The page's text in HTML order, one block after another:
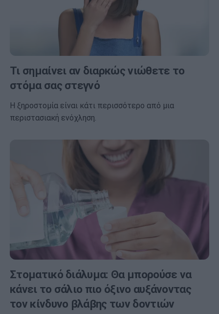
Τι σημαίνει αν διαρκώς νιώθετε το
στόμα σας στεγνό
Η ξηροστομία είναι κάτι περισσότερο από μια
περιστασιακή ενόχληση.
Στοματικό διάλυμα: Θα μπορούσε να
κάνει το σάλιο πιο όξινο αυξάνοντας
τον κίνδυνο βλάβης των δοντιών